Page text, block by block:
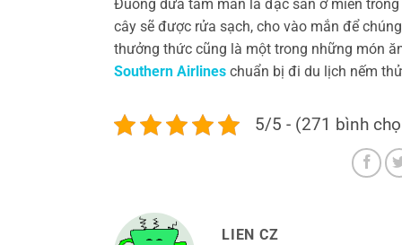
Đuông dừa tắm mắn là đặc sản ở miền
cây sẽ được rửa sạch, cho vào mắn để
thưởng thức cũng là một trong những món
Southern Airlines chuẩn bị đi du lịch nếm
5/5 - (271 bình
LIEN CZ